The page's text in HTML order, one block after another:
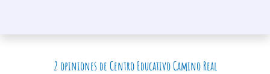
2 opiniones de Centro Educativo Camino Real